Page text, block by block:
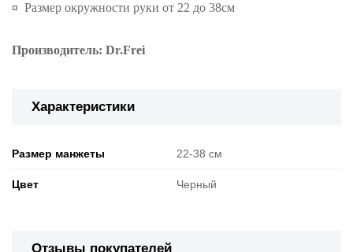
¤ Размер окружности руки от 22 до 38см
Производитель: Dr.Frei
Характеристики
Pазмер манжеты 22-38 см
Цвет Черный
Отзывы покупателей